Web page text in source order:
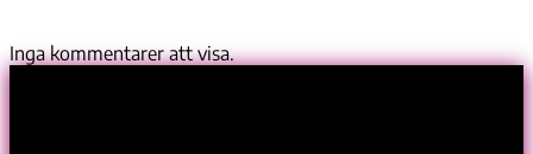
Inga kommentarer att visa.